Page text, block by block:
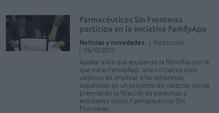
Farmacéuticos Sin Fronteras
participa en la iniciativa FamilyApp
Noticias y novedades
Redacción
05/12/2013
Ayudar a los que ayudan es la filosofía con la
que nace FamilyApp, una iniciativa cuyo
objetivo es implicar a las empresas
españolas en un proyecto de carácter social
premiando la filiación de personas a
entidades como Farmacéuticos Sin
Fronteras.